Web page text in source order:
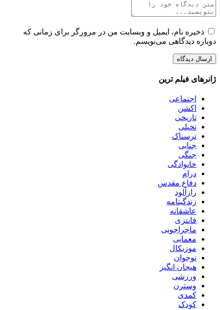
ذخیره نام، ایمیل و وبسایت من در مرورگر برای زمانی که
دوباره دیدگاهی می‌نویسم.
ژانرهای فیلم ترین
اجتماعی
اکشن
تاریخی
تخیلی
ترسناک
جنایی
جنگی
خانوادگی
درام
دفاع مقدس
رازآلود
زندگینامه
عاشقانه
فانتزی
ماجراجویی
معمایی
موزیکال
نوجوان
هیجان انگیز
ورزشی
وسترن
کمدی
کودک